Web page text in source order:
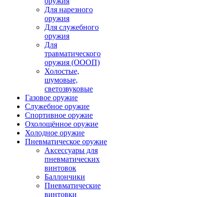
Для нарезного
оружия
Для служебного
оружия
Для
травматического
оружия (ОООП)
Холостые,
шумовые,
светозвуковые
Газовое оружие
Служебное оружие
Спортивное оружие
Охолощённое оружие
Холодное оружие
Пневматическое оружие
Аксессуары для
пневматических
винтовок
Баллончики
Пневматические
винтовки